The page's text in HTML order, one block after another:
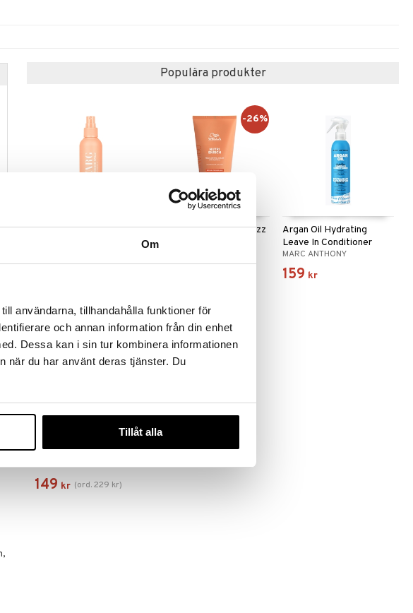
Om
användarna, tillhandahålla funktioner för
och annan information från din enhet
Dessa kan i sin tur kombinera informationen
när du har använt deras tjänster. Du
Tillåt alla
Populära produkter
IDA WARG Leave In
INVIGO Nutri Enrich Frizz
Control Cream
-26%
Argan Oil Hydrating
Leave In Conditioner
MARC ANTHONY
159 kr
Color Protection Spray
WELLA PROFESSIONALS
149 kr (ord.229 kr)
-35%